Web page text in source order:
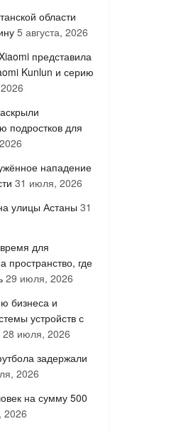
области
5 августа, 2026
представила
Kunlun и серию
подростков для
нападение
31 июля, 2026
улицы Астаны 31
для
пространство, где
29 июля, 2026
бизнеса и
устройств с
28 июля, 2026
задержали
2026
на сумму 500
2026